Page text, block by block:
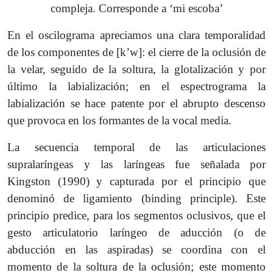
compleja. Corresponde a ‘mi escoba’
En el oscilograma apreciamos una clara temporalidad
de los componentes de [kʼw]: el cierre de la oclusión de
la velar, seguido de la soltura, la glotalización y por
último la labialización; en el espectrograma la
labialización se hace patente por el abrupto descenso
que provoca en los formantes de la vocal media.
La secuencia temporal de las articulaciones
supralaríngeas y las laríngeas fue señalada por
Kingston (1990) y capturada por el principio que
denominó de ligamiento (binding principle). Este
principio predice, para los segmentos oclusivos, que el
gesto articulatorio laríngeo de aducción (o de
abducción en las aspiradas) se coordina con el
momento de la soltura de la oclusión; este momento